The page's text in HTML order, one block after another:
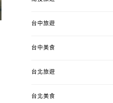
錯、認識華德福
ON
台中旅遊
台中美食
台北旅遊
台北美食